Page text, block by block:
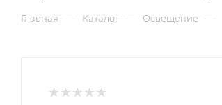
Главная — Каталог — Освещение —